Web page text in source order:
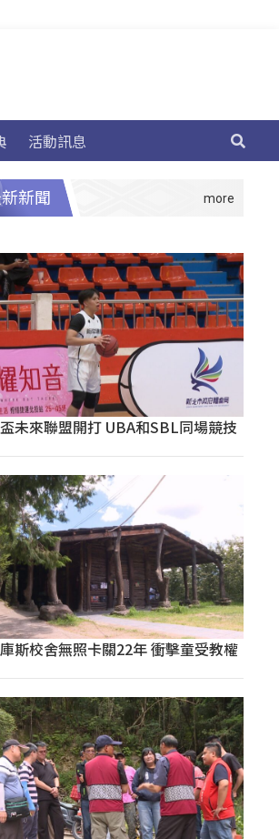
活動訊息
新聞
未來聯盟開打 UBA和SBL同場競技
斯校舍無照卡關22年 衝擊童受教權